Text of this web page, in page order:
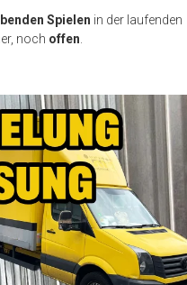
Spielen in der laufenden
noch offen